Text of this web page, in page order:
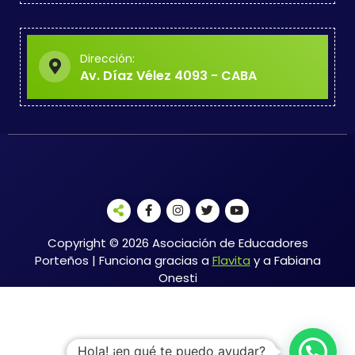
Dirección:
Av. Díaz Vélez 4093 - CABA
Copyright © 2026 Asociación de Educadores
Porteños | Funciona gracias a Flavita y a Fabiana
Onesti
Hola! ¡en qué te puedo ayudar?